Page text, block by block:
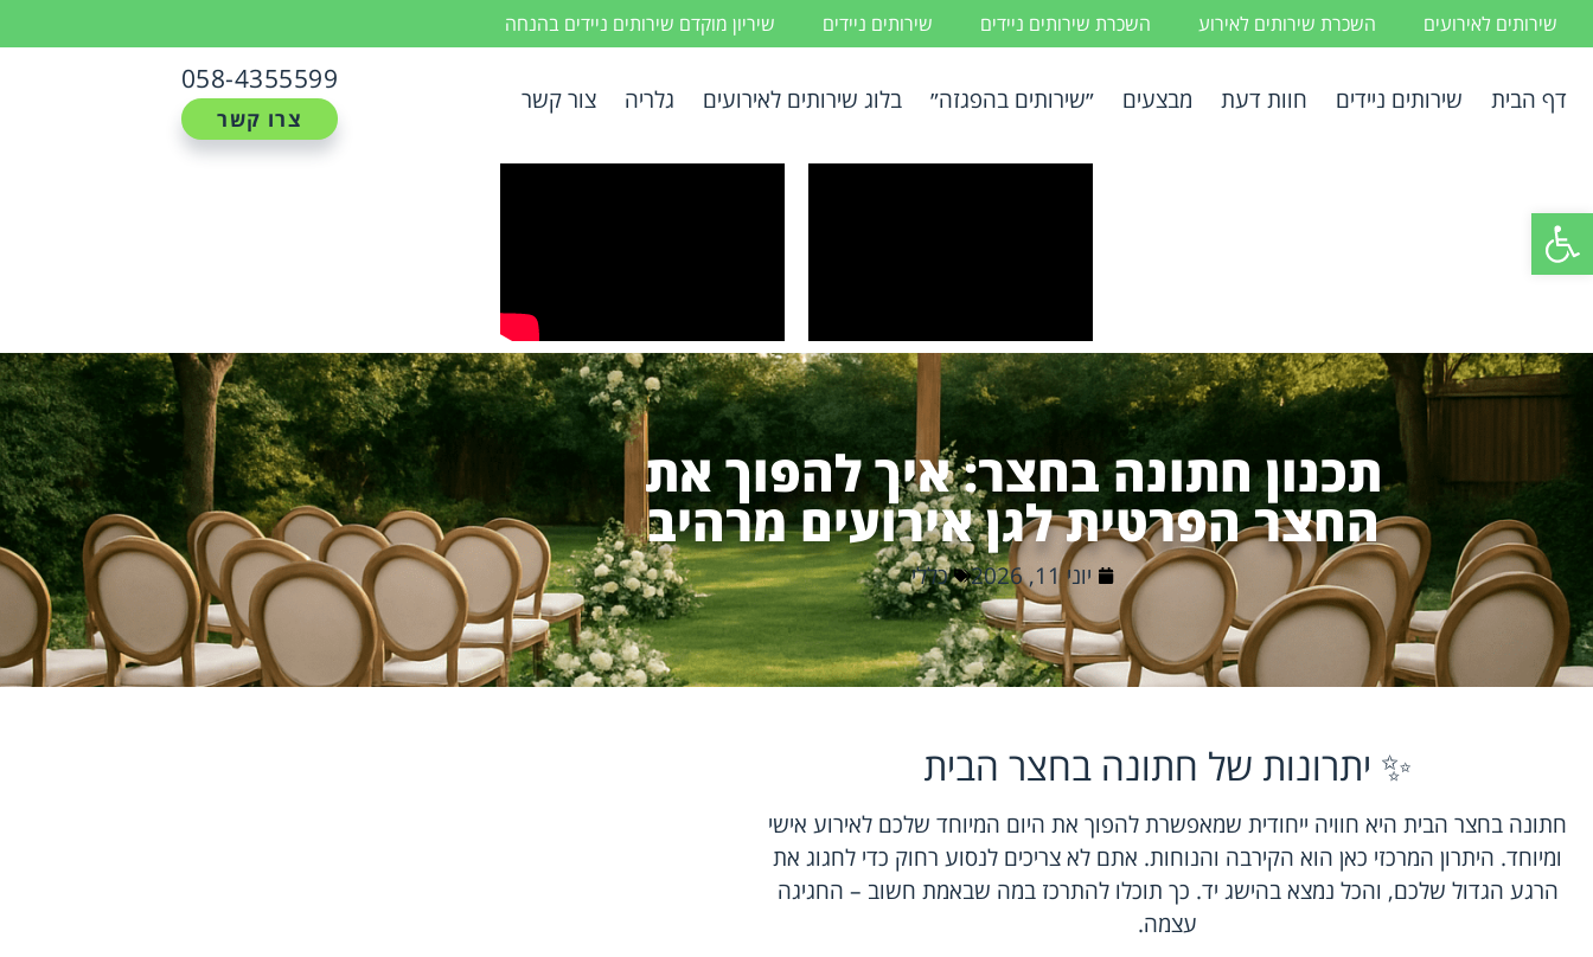
פתח סרגל נגישות
שירותים לאירועים השכרת שירותים לאירוע השכרת שירותים ניידים שירותים ניידים שיריון מוקדם שירותים ניידים בהנחה
דף הבית שירותים ניידים חוות דעת מבצעים ״שירותים בהפגזה״ בלוג שירותים לאירועים גלריה צור קשר
058-4355599
צרו קשר
תכנון חתונה בחצר: איך להפוך את
החצר הפרטית לגן אירועים מרהיב
יוני 11, 2026 כללי
✨ יתרונות של חתונה בחצר הבית
חתונה בחצר הבית היא חוויה ייחודית שמאפשרת להפוך את היום המיוחד שלכם לאירוע אישי
ומיוחד. היתרון המרכזי כאן הוא הקירבה והנוחות. אתם לא צריכים לנסוע רחוק כדי לחגוג את
הרגע הגדול שלכם, והכל נמצא בהישג יד. כך תוכלו להתרכז במה שבאמת חשוב – החגיגה
עצמה.